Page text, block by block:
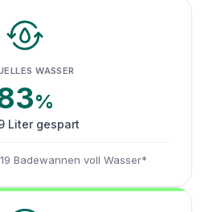
WASSER
%
Liter gespart
Badewannen voll Wasser*